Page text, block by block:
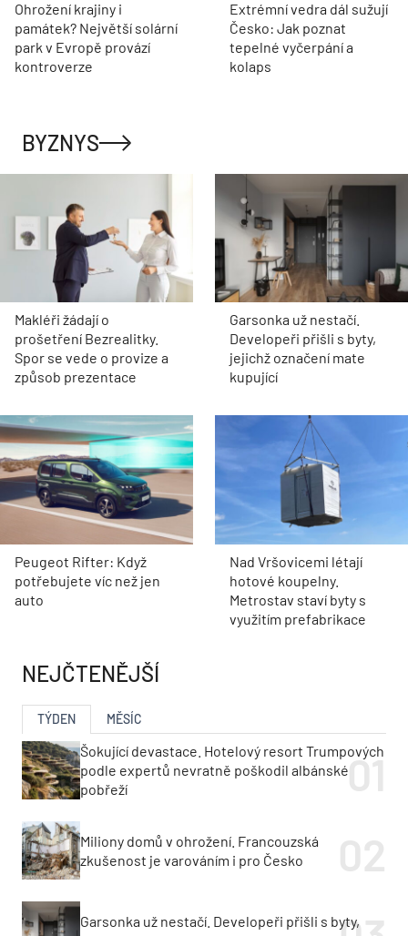
Ohrožení krajiny i
památek? Největší solární
park v Evropě provází
kontroverze
Extrémní vedra dál sužují
Česko: Jak poznat
tepelné vyčerpání a
kolaps
BYZNYS
Makléři žádají o
prošetření Bezrealitky.
Spor se vede o provize a
způsob prezentace
Garsonka už nestačí.
Developeři přišli s byty,
jejichž označení mate
kupující
Peugeot Rifter: Když
potřebujete víc než jen
auto
Nad Vršovicemi létají
hotové koupelny.
Metrostav staví byty s
využitím prefabrikace
NEJČTENĚJŠÍ
TÝDEN MĚSÍC
Šokující devastace. Hotelový resort Trumpových
podle expertů nevratně poškodil albánské
pobřeží
Miliony domů v ohrožení. Francouzská
zkušenost je varováním i pro Česko
Garsonka už nestačí. Developeři přišli s byty,